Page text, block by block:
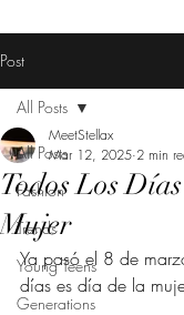
Post
All Posts
Fashion
Trends
Young Teens
Generations
All Posts
Todos Los
Mujer
MeetStellax
Mar 12, 2025 2 min
Ya pasó el 8 de
días es día de la